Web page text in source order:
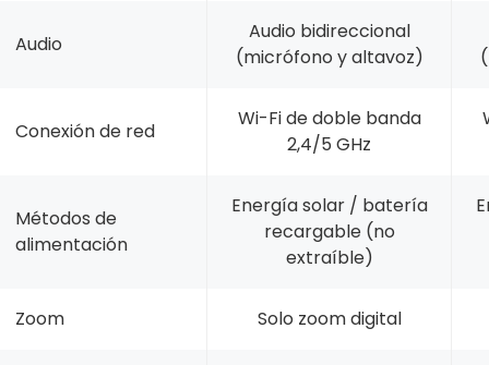
Audio
Audio bidireccional
(micrófono y altavoz)
Conexión de red
Wi-Fi de doble banda
2,4/5 GHz
Métodos de
alimentación
Energía solar / batería
recargable (no
extraíble)
Zoom Solo zoom digital